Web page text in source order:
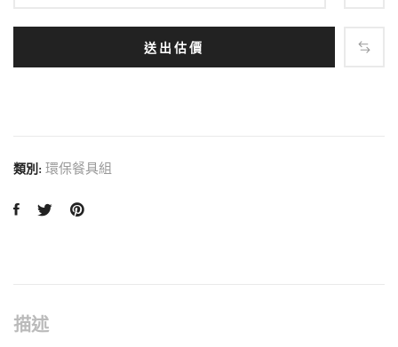
送出估價
類別: 環保餐具組
描述